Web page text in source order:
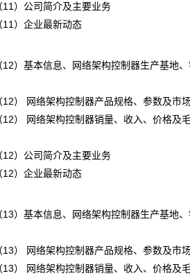
公司简介及主要业务
企业最新动态
本信息、网络架构控制器生产基地、
络架构控制器产品规格、参数及市
络架构控制器销量、收入、价格及
公司简介及主要业务
企业最新动态
本信息、网络架构控制器生产基地、
络架构控制器产品规格、参数及市
络架构控制器销量、收入、价格及